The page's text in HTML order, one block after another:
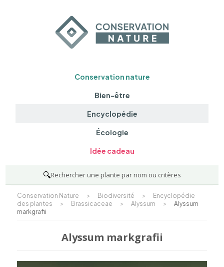
Conservation nature
Bien-être
Encyclopédie
Écologie
Idée cadeau
🔍Rechercher une plante par nom ou critères
Conservation Nature > Biodiversité >
Encyclopédie
des plantes
> Brassicaceae > Alyssum >
Alyssum
markgrafii
Alyssum markgrafii